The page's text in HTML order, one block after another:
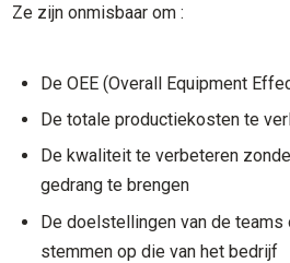
Ze zijn onmisbaar om :
De OEE (Overall Equipment
De totale productiekosten te
De kwaliteit te verbeteren
gedrang te brengen
De doelstellingen van de
stemmen op die van het bedrijf